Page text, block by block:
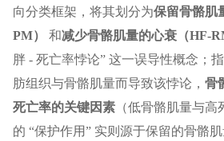
向分类框架，将其划分为保留骨骼肌
PM）
和减少骨骼肌量的心衰（HF-
胖 - 死亡率悖论” 这一误导性概念；
肪组织与骨骼肌量而导致该悖论， 骨
死亡率的关键因素（低骨骼肌量与高
的 “保护作用” 实则源于保留的骨骼